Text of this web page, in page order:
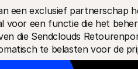
een exclusief partnerschap
voor een functie die het
die Sendclouds
te belasten voor de